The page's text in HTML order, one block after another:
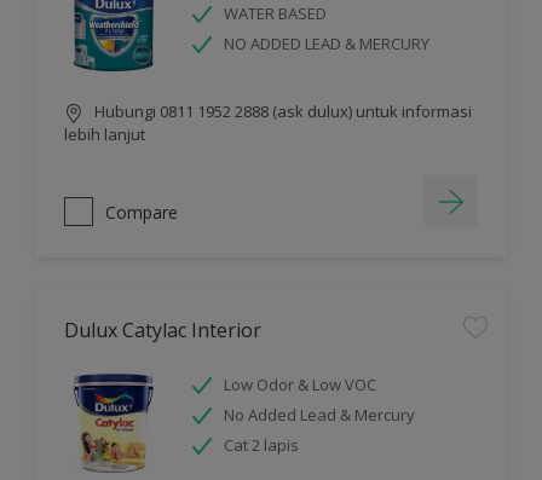
WATER BASED
NO ADDED LEAD & MERCURY
Hubungi 0811 1952 2888 (ask dulux) untuk informasi
lebih lanjut
Compare
Dulux Catylac Interior
Low Odor & Low VOC
No Added Lead & Mercury
Cat 2 lapis